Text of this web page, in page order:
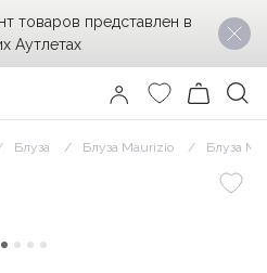
Блуза Блуза Maurizio Блуза
товаров представлен в
Аутлетах